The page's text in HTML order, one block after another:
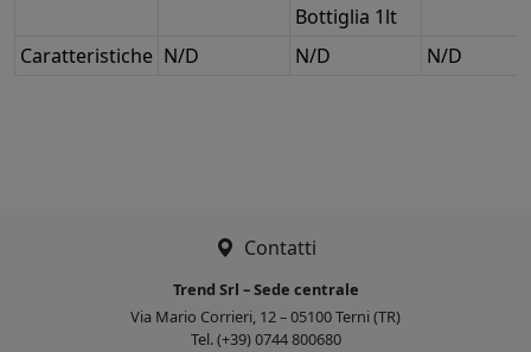
Bottiglia 1lt
Caratteristiche N/D N/D N/D
Contatti
Trend Srl – Sede centrale
Via Mario Corrieri, 12 – 05100 Terni (TR)
Tel. (+39) 0744 800680